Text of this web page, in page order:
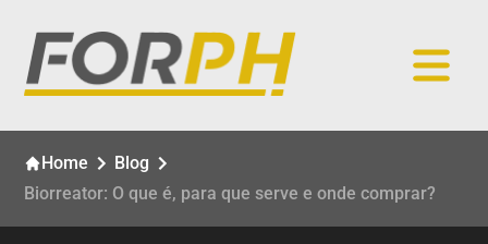
Home
Blog
Biorreator: O que é, para que serve e onde comprar?